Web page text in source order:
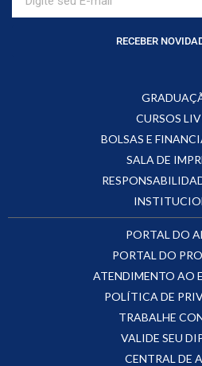
RECEBER
CURSOS
BOLSAS E
SALA DE
PORTAL DO
PORTAL DO
ATENDIMENTO AO
POLÍTICA DE
TRABALHE
VALIDE SEU
CENTRAL DE